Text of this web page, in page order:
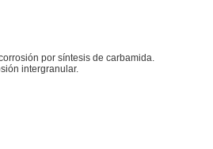
por síntesis de carbamida.
intergranular.